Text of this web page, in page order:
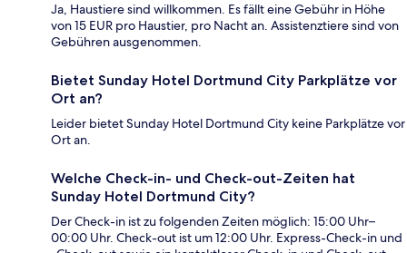
Ja, Haustiere sind willkommen. Es fällt eine Gebühr in Höhe
von 15 EUR pro Haustier, pro Nacht an. Assistenztiere sind von
Gebühren ausgenommen.
Bietet Sunday Hotel Dortmund City Parkplätze vor
Ort an?
Leider bietet Sunday Hotel Dortmund City keine Parkplätze vor
Ort an.
Welche Check-in- und Check-out-Zeiten hat
Sunday Hotel Dortmund City?
Der Check-in ist zu folgenden Zeiten möglich: 15:00 Uhr–
00:00 Uhr. Check-out ist um 12:00 Uhr. Express-Check-in und